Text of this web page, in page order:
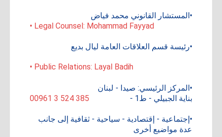
•المستشار القانوني محمد فياض
• Legal Counsel: Mohammad Fayyad
•رئيسة قسم العلاقات العامة ليال بديع
• Public Relations: Layal Badih
•المركز الرئيسي: صيدا - لبنان
بناية الجبيلي - ط1 -
00961 3 524 385
•إجتماعية - إقتصادية - سياحية - ثقافية إلى جانب
عدة مواضيع أخرى